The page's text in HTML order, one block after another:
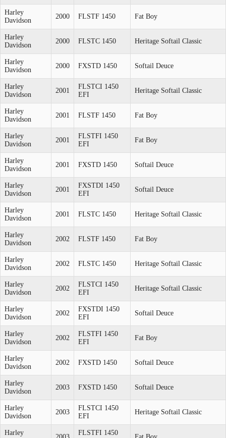
Harley
Davidson
2000 FLSTF 1450 Fat Boy
Harley
Davidson
2000 FLSTC 1450 Heritage Softail Classic
Harley
Davidson
2000 FXSTD 1450 Softail Deuce
Harley
Davidson
2001
FLSTCI 1450
EFI
Heritage Softail Classic
Harley
Davidson
2001 FLSTF 1450 Fat Boy
Harley
Davidson
2001
FLSTFI 1450
EFI
Fat Boy
Harley
Davidson
2001 FXSTD 1450 Softail Deuce
Harley
Davidson
2001
FXSTDI 1450
EFI
Softail Deuce
Harley
Davidson
2001 FLSTC 1450 Heritage Softail Classic
Harley
Davidson
2002 FLSTF 1450 Fat Boy
Harley
Davidson
2002 FLSTC 1450 Heritage Softail Classic
Harley
Davidson
2002
FLSTCI 1450
EFI
Heritage Softail Classic
Harley
Davidson
2002
FXSTDI 1450
EFI
Softail Deuce
Harley
Davidson
2002
FLSTFI 1450
EFI
Fat Boy
Harley
Davidson
2002 FXSTD 1450 Softail Deuce
Harley
Davidson
2003 FXSTD 1450 Softail Deuce
Harley
Davidson
2003
FLSTCI 1450
EFI
Heritage Softail Classic
Harley
FLSTFI 1450